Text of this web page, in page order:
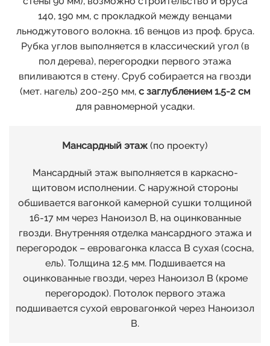
140, 190 мм, с прокладкой между венцами
льноджутового волокна. 16 венцов из проф. бруса.
Рубка углов выполняется в классический угол (в
пол дерева), перегородки первого этажа
впиливаются в стену. Сруб собирается на гвозди
(мет. нагель) 200-250 мм, с заглублением 1.5-2 см
для равномерной усадки.
Мансардный этаж (по проекту)
Мансардный этаж выполняется в каркасно-
щитовом исполнении. С наружной стороны
обшивается вагонкой камерной сушки толщиной
16-17 мм через Наноизол В, на оцинкованные
гвозди. Внутренняя отделка мансардного этажа и
перегородок – евровагонка класса В сухая (сосна,
ель). Толщина 12.5 мм. Подшивается на
оцинкованные гвозди, через Наноизол В (кроме
перегородок). Потолок первого этажа
подшивается сухой евровагонкой через Наноизол
В.